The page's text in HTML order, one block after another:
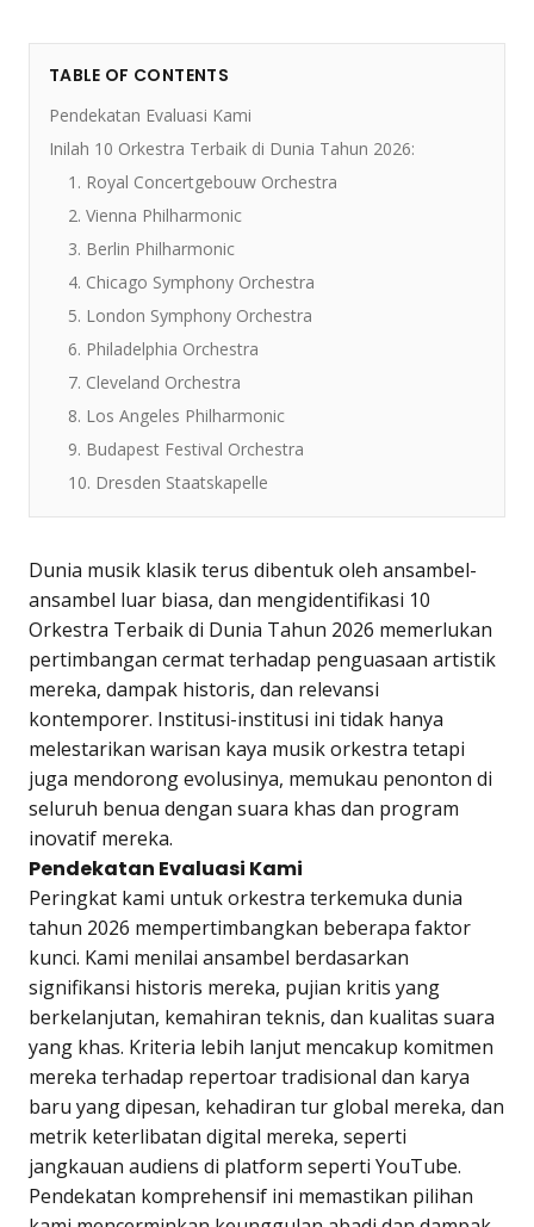
TABLE OF CONTENTS
Pendekatan Evaluasi Kami
Inilah 10 Orkestra Terbaik di Dunia Tahun 2026:
1. Royal Concertgebouw Orchestra
2. Vienna Philharmonic
3. Berlin Philharmonic
4. Chicago Symphony Orchestra
5. London Symphony Orchestra
6. Philadelphia Orchestra
7. Cleveland Orchestra
8. Los Angeles Philharmonic
9. Budapest Festival Orchestra
10. Dresden Staatskapelle
Dunia musik klasik terus dibentuk oleh ansambel-
ansambel luar biasa, dan mengidentifikasi 10
Orkestra Terbaik di Dunia Tahun 2026 memerlukan
pertimbangan cermat terhadap penguasaan artistik
mereka, dampak historis, dan relevansi
kontemporer. Institusi-institusi ini tidak hanya
melestarikan warisan kaya musik orkestra tetapi
juga mendorong evolusinya, memukau penonton di
seluruh benua dengan suara khas dan program
inovatif mereka.
Pendekatan Evaluasi Kami
Peringkat kami untuk orkestra terkemuka dunia
tahun 2026 mempertimbangkan beberapa faktor
kunci. Kami menilai ansambel berdasarkan
signifikansi historis mereka, pujian kritis yang
berkelanjutan, kemahiran teknis, dan kualitas suara
yang khas. Kriteria lebih lanjut mencakup komitmen
mereka terhadap repertoar tradisional dan karya
baru yang dipesan, kehadiran tur global mereka, dan
metrik keterlibatan digital mereka, seperti
jangkauan audiens di platform seperti YouTube.
Pendekatan komprehensif ini memastikan pilihan